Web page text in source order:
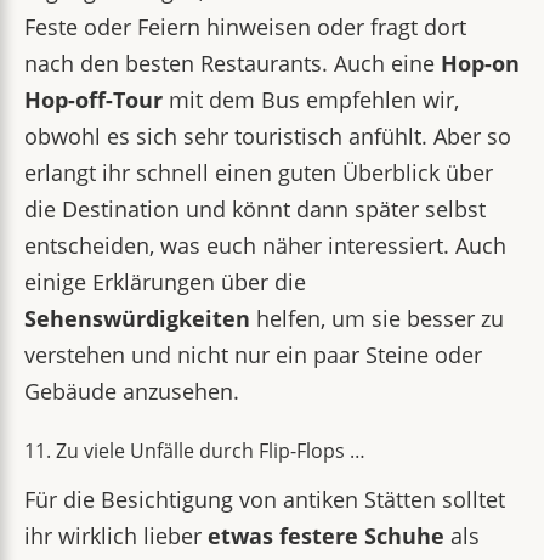
Feste oder Feiern hinweisen oder fragt dort
nach den besten Restaurants. Auch eine Hop-on
Hop-off-Tour mit dem Bus empfehlen wir,
obwohl es sich sehr touristisch anfühlt. Aber so
erlangt ihr schnell einen guten Überblick über
die Destination und könnt dann später selbst
entscheiden, was euch näher interessiert. Auch
einige Erklärungen über die
Sehenswürdigkeiten helfen, um sie besser zu
verstehen und nicht nur ein paar Steine oder
Gebäude anzusehen.
11. Zu viele Unfälle durch Flip-Flops …
Für die Besichtigung von antiken Stätten solltet
ihr wirklich lieber etwas festere Schuhe als